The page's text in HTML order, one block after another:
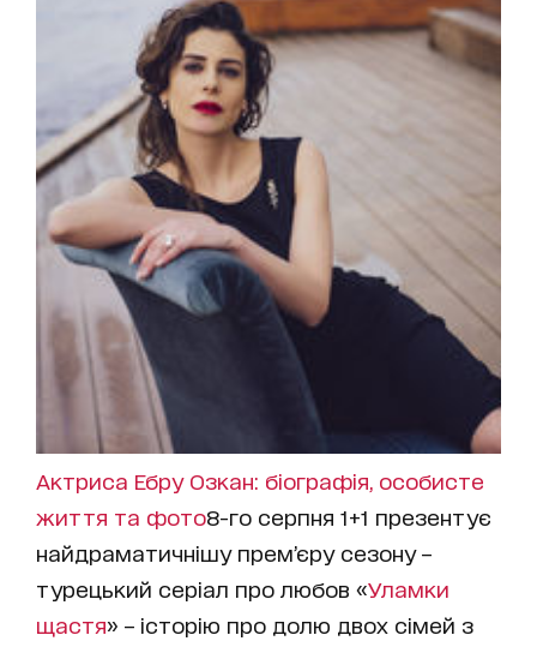
Актриса Ебру Озкан: біографія, особисте
життя та фото8-го серпня 1+1 презентує
найдраматичнішу прем’єру сезону –
турецький серіал про любов «Уламки
щастя» – історію про долю двох сімей з